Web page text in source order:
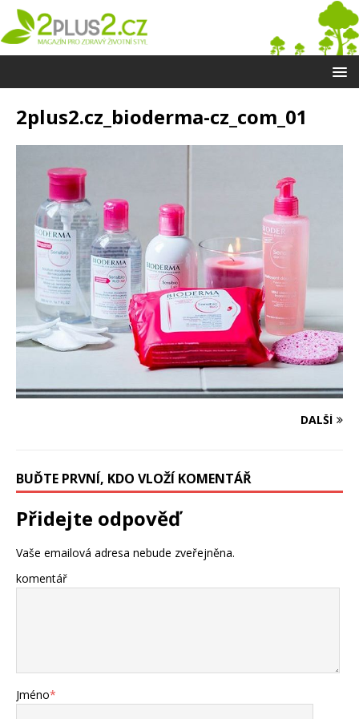
2plus2.cz_bioderma-cz_com_01
DALŠÍ
BUĎTE PRVNÍ, KDO VLOŽÍ KOMENTÁŘ
Přidejte odpověď
Vaše emailová adresa nebude zveřejněna.
komentář
Jméno*